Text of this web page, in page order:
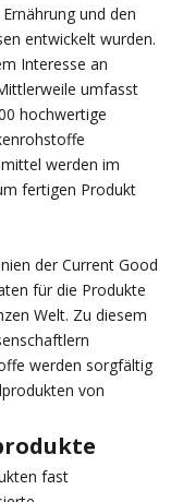
und den
entwickelt wurden.
Interesse an
umfasst
hochwertige
werden im
fertigen Produkt
der Current Good
für die Produkte
Welt. Zu diesem
werden sorgfältig
von
fast